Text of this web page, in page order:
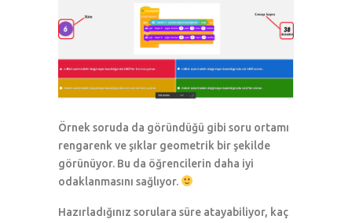
Örnek soruda da göründüğü gibi soru ortamı
rengarenk ve şıklar geometrik bir şekilde
görünüyor. Bu da öğrencilerin daha iyi
odaklanmasını sağlıyor.
Hazırladığınız sorulara süre atayabiliyor, kaç